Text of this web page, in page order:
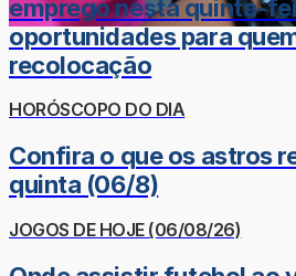
emprego nesta quinta-
oportunidades para
recolocação
HORÓSCOPO DO DIA
Confira o que os astros
quinta (06/8)
JOGOS DE HOJE (06/08/26)